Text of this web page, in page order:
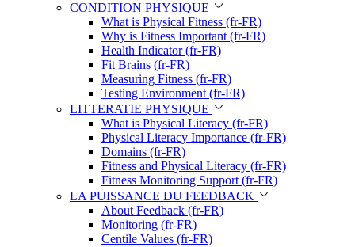
CONDITION PHYSIQUE
What is Physical Fitness (fr-FR)
Why is Fitness Important (fr-FR)
Health Indicator (fr-FR)
Fit Brains (fr-FR)
Measuring Fitness (fr-FR)
Testing Environment (fr-FR)
LITTERATIE PHYSIQUE
What is Physical Literacy (fr-FR)
Physical Literacy Importance (fr-FR)
Domains (fr-FR)
Fitness and Physical Literacy (fr-FR)
Fitness Monitoring Support (fr-FR)
LA PUISSANCE DU FEEDBACK
About Feedback (fr-FR)
Monitoring (fr-FR)
Centile Values (fr-FR)